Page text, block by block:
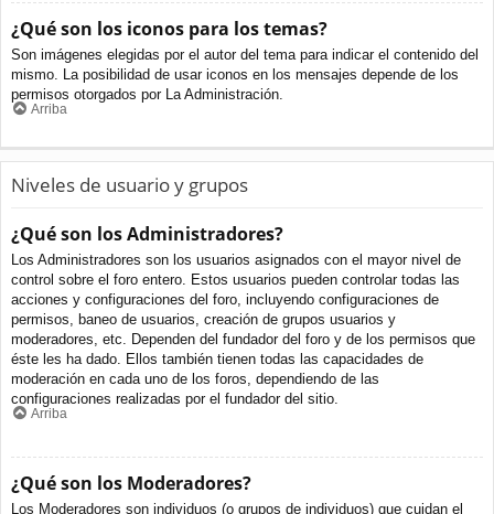
¿Qué son los iconos para los temas?
Son imágenes elegidas por el autor del tema para indicar el contenido del
mismo. La posibilidad de usar iconos en los mensajes depende de los
permisos otorgados por La Administración.
Arriba
Niveles de usuario y grupos
¿Qué son los Administradores?
Los Administradores son los usuarios asignados con el mayor nivel de
control sobre el foro entero. Estos usuarios pueden controlar todas las
acciones y configuraciones del foro, incluyendo configuraciones de
permisos, baneo de usuarios, creación de grupos usuarios y
moderadores, etc. Dependen del fundador del foro y de los permisos que
éste les ha dado. Ellos también tienen todas las capacidades de
moderación en cada uno de los foros, dependiendo de las
configuraciones realizadas por el fundador del sitio.
Arriba
¿Qué son los Moderadores?
Los Moderadores son individuos (o grupos de individuos) que cuidan el